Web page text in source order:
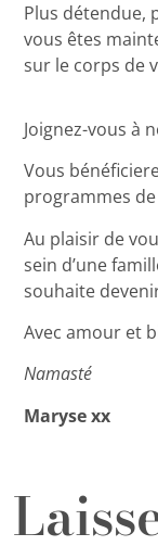
Plus détendue,
vous êtes
sur le corps de
Joignez-vous à
Vous
programmes
Au plaisir de
sein d’une
souhaite
Avec amour et
Namasté
Maryse xx